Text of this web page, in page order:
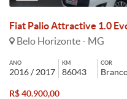
Fiat Palio Attractive 1.0
Belo Horizonte - MG
ANO
2016 / 2017
KM
86043
COR
R$ 40.900,00